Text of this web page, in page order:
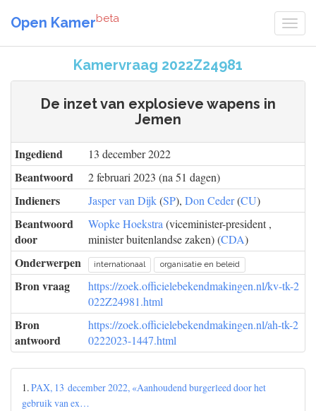
Open Kamerbeta
Kamervraag 2022Z24981
De inzet van explosieve wapens in
Jemen
Ingediend 13 december 2022
Beantwoord 2 februari 2023 (na 51 dagen)
Indieners Jasper van Dijk(SP), Don Ceder(CU)
Beantwoord
door
Wopke Hoekstra (viceminister-president ,
minister buitenlandse zaken) (CDA)
Onderwerpen internationaal organisatie en beleid
Bron vraag
https://zoek.officielebekendmakingen.nl/kv-tk-2
022Z24981.html
Bron
antwoord
https://zoek.officielebekendmakingen.nl/ah-tk-2
0222023-1447.html
1.PAX, 13 december 2022, «Aanhoudend burgerleed door het
gebruik van ex…